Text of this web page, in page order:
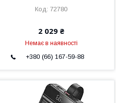
72780
2 029 ₴
Немає в наявності
+380 (66) 167-59-88